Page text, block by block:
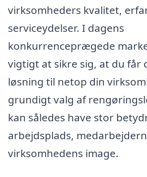
virksomheders kvalitet,
serviceydelser. I dagens
konkurrenceprægede
vigtigt at sikre sig, at du får
løsning til netop din
grundigt valg af
kan således have stor
arbejdsplads,
virksomhedens image.